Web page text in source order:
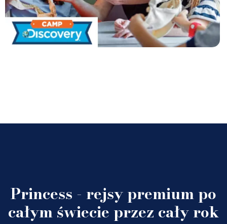
Princess - rejsy premium po
całym świecie przez cały rok